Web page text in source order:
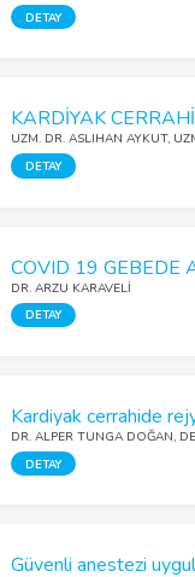
DETAY
UZM. DR. ASLIHAN AYKUT,
DETAY
DR. ARZU KARAVELİ
DETAY
DR. ALPER TUNGA DOĞAN,
DETAY